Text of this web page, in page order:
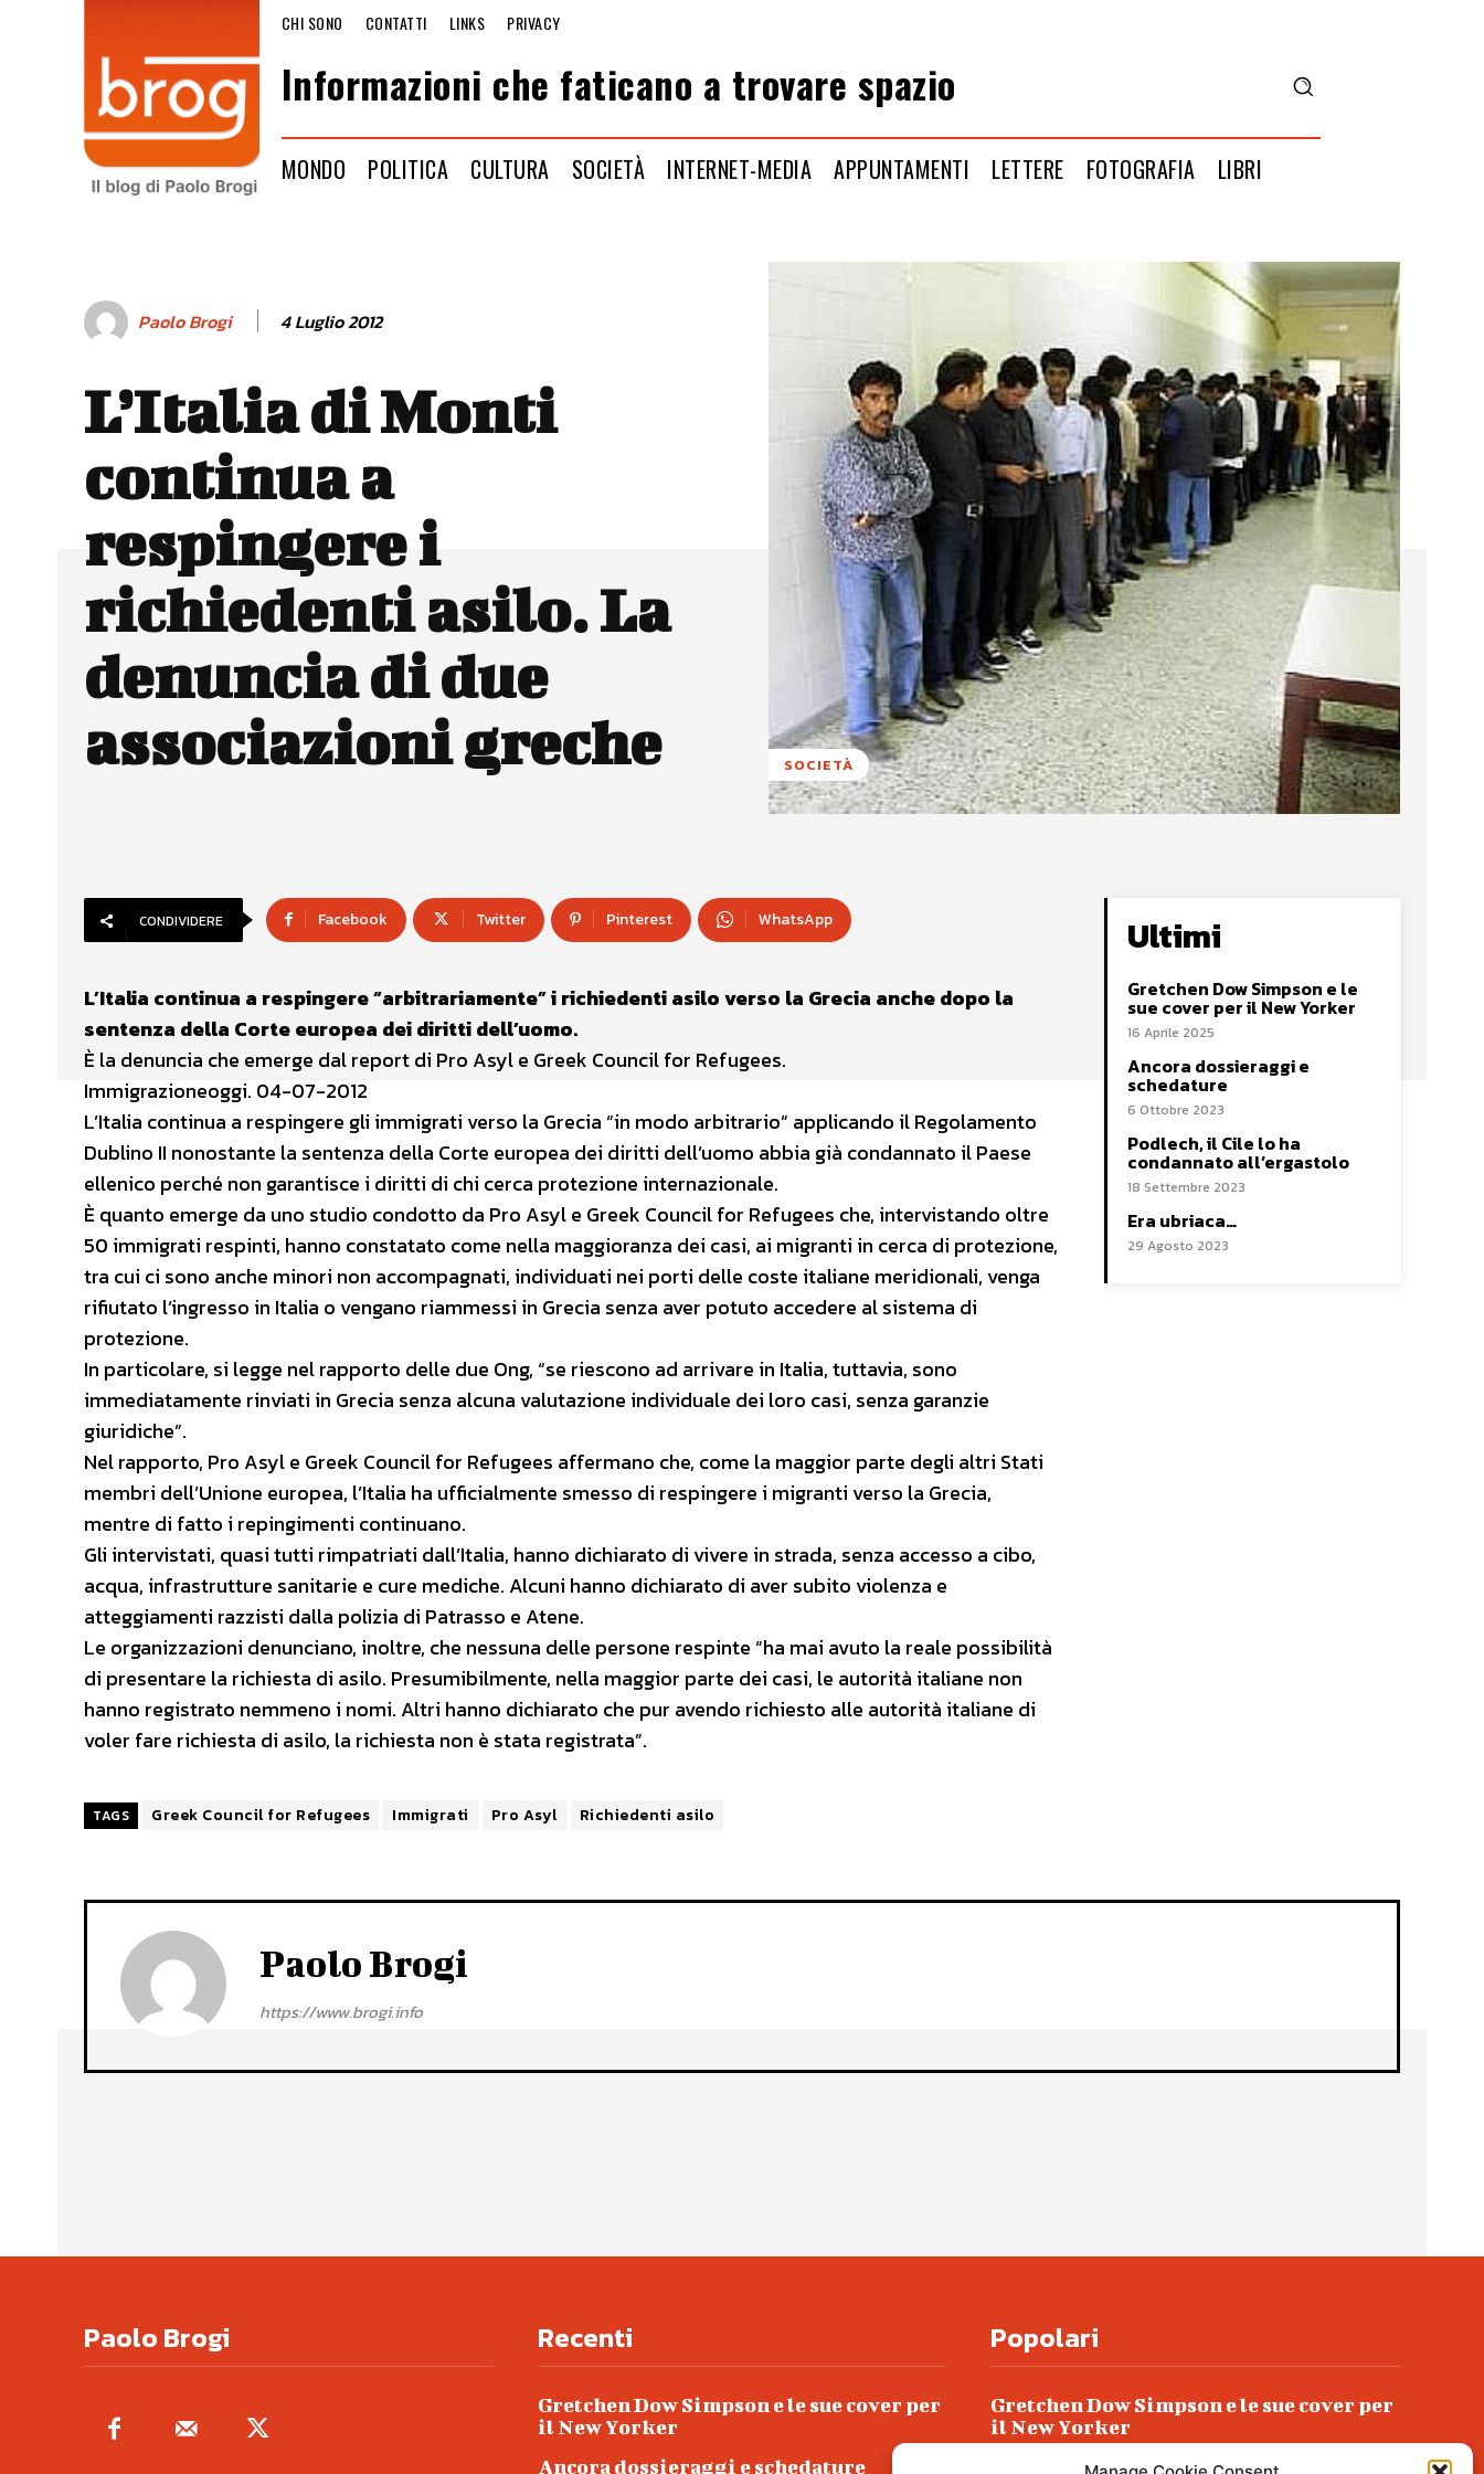
CHI SONO CONTATTI LINKS PRIVACY
Informazioni che faticano a trovare spazio
MONDO POLITICA CULTURA SOCIETÀ INTERNET-MEDIA APPUNTAMENTI LETTERE FOTOGRAFIA LIBRI
Paolo Brogi 4 Luglio 2012
L’Italia di Monti
continua a
respingere i
richiedenti asilo. La
denuncia di due
associazioni greche
SOCIETÀ
CONDIVIDERE Facebook Twitter Pinterest WhatsApp
L’Italia continua a respingere “arbitrariamente” i richiedenti asilo verso la Grecia anche dopo la
sentenza della Corte europea dei diritti dell’uomo.
È la denuncia che emerge dal report di Pro Asyl e Greek Council for Refugees.
Immigrazioneoggi. 04-07-2012
L’Italia continua a respingere gli immigrati verso la Grecia “in modo arbitrario” applicando il Regolamento
Dublino II nonostante la sentenza della Corte europea dei diritti dell’uomo abbia già condannato il Paese
ellenico perché non garantisce i diritti di chi cerca protezione internazionale.
È quanto emerge da uno studio condotto da Pro Asyl e Greek Council for Refugees che, intervistando oltre
50 immigrati respinti, hanno constatato come nella maggioranza dei casi, ai migranti in cerca di protezione,
tra cui ci sono anche minori non accompagnati, individuati nei porti delle coste italiane meridionali, venga
rifiutato l’ingresso in Italia o vengano riammessi in Grecia senza aver potuto accedere al sistema di
protezione.
In particolare, si legge nel rapporto delle due Ong, “se riescono ad arrivare in Italia, tuttavia, sono
immediatamente rinviati in Grecia senza alcuna valutazione individuale dei loro casi, senza garanzie
giuridiche”.
Nel rapporto, Pro Asyl e Greek Council for Refugees affermano che, come la maggior parte degli altri Stati
membri dell’Unione europea, l’Italia ha ufficialmente smesso di respingere i migranti verso la Grecia,
mentre di fatto i repingimenti continuano.
Gli intervistati, quasi tutti rimpatriati dall’Italia, hanno dichiarato di vivere in strada, senza accesso a cibo,
acqua, infrastrutture sanitarie e cure mediche. Alcuni hanno dichiarato di aver subito violenza e
atteggiamenti razzisti dalla polizia di Patrasso e Atene.
Le organizzazioni denunciano, inoltre, che nessuna delle persone respinte “ha mai avuto la reale possibilità
di presentare la richiesta di asilo. Presumibilmente, nella maggior parte dei casi, le autorità italiane non
hanno registrato nemmeno i nomi. Altri hanno dichiarato che pur avendo richiesto alle autorità italiane di
voler fare richiesta di asilo, la richiesta non è stata registrata”.
TAGS Greek Council for Refugees Immigrati Pro Asyl Richiedenti asilo
Ultimi
Gretchen Dow Simpson e le
sue cover per il New Yorker
16 Aprile 2025
Ancora dossieraggi e
schedature
6 Ottobre 2023
Podlech, il Cile lo ha
condannato all’ergastolo
18 Settembre 2023
Era ubriaca…
29 Agosto 2023
Paolo Brogi
https://www.brogi.info
Paolo Brogi Recenti
Gretchen Dow Simpson e le sue cover per
il New Yorker
Ancora dossieraggi e schedature
Popolari
Gretchen Dow Simpson e le sue cover per
il New Yorker
Ancora dossieraggi e schedature